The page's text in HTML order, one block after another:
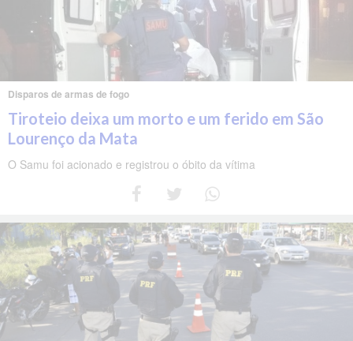
Disparos de armas de fogo
Tiroteio deixa um morto e um ferido em São
Lourenço da Mata
O Samu foi acionado e registrou o óbito da vítima